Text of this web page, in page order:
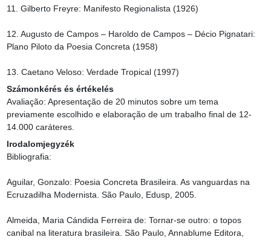
11. Gilberto Freyre: Manifesto Regionalista (1926)
12. Augusto de Campos – Haroldo de Campos – Décio Pignatari:
Plano Piloto da Poesia Concreta (1958)
13. Caetano Veloso: Verdade Tropical (1997)
Számonkérés és értékelés
Avaliação: Apresentação de 20 minutos sobre um tema
previamente escolhido e elaboração de um trabalho final de 12-
14.000 caráteres.
Irodalomjegyzék
Bibliografia:
Aguilar, Gonzalo: Poesia Concreta Brasileira. As vanguardas na
Ecruzadilha Modernista. São Paulo, Edusp, 2005.
Almeida, Maria Cándida Ferreira de: Tornar-se outro: o topos
canibal na literatura brasileira. São Paulo, Annablume Editora,